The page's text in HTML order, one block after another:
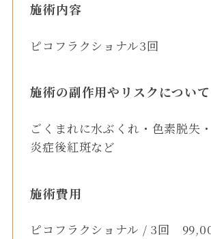
施術内容
ピコフラクショナル3回
施術の副作用やリスクについて
ごくまれに水ぶくれ・色素脱失
炎症後紅斑など
施術費用
ピコフラクショナル / 3回